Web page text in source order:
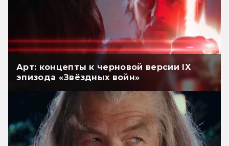
Арт: концепты к черновой версии IX
эпизода «Звёздных войн»